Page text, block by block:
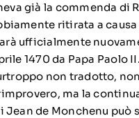
già la commenda di
ritirata a causa
ufficialmente
1470 da Papa Paolo
non tradotto,
ma la
Jean de Monchenu può